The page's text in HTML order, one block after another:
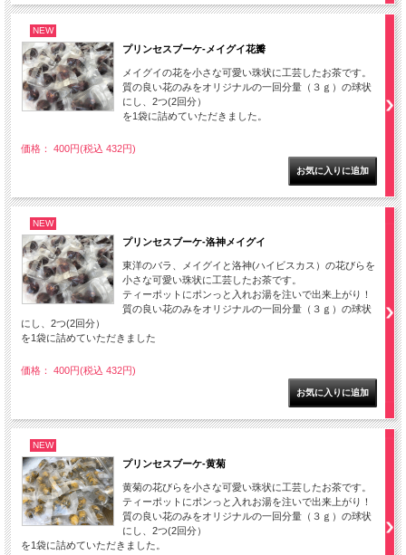
NEW
プリンセスブーケ-メイグイ花瓣
メイグイの花を小さな可愛い珠状に工芸したお茶です。
質の良い花のみをオリジナルの一回分量（３ｇ）の球状
にし、2つ(2回分）
を1袋に詰めていただきました。
価格： 400円(税込 432円)
NEW
プリンセスブーケ-洛神メイグイ
東洋のバラ、メイグイと洛神(ハイビスカス）の花びらを
小さな可愛い珠状に工芸したお茶です。
ティーポットにポンっと入れお湯を注いで出来上がり！
質の良い花のみをオリジナルの一回分量（３ｇ）の球状
にし、2つ(2回分）
を1袋に詰めていただきました
価格： 400円(税込 432円)
NEW
プリンセスブーケ-黄菊
黄菊の花びらを小さな可愛い珠状に工芸したお茶です。
ティーポットにポンっと入れお湯を注いで出来上がり！
質の良い花のみをオリジナルの一回分量（３ｇ）の球状
にし、2つ(2回分）
を1袋に詰めていただきました。